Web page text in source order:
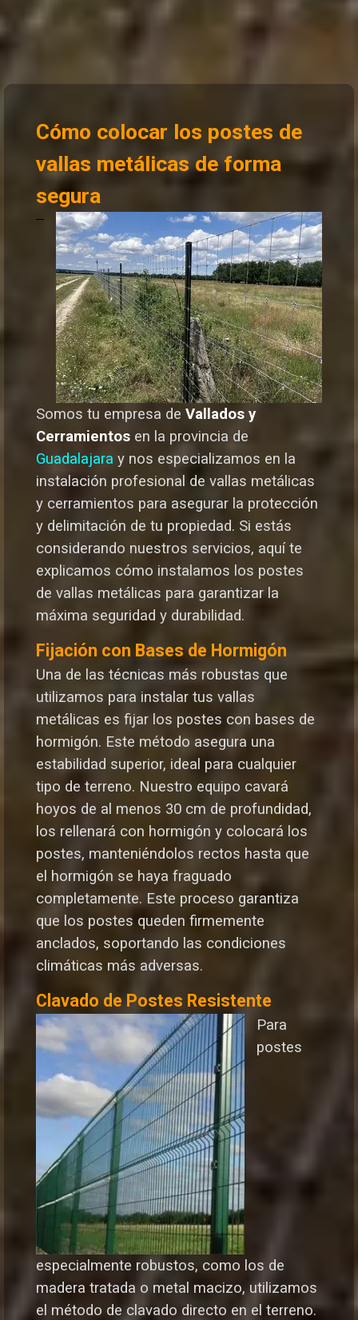
Cómo colocar los postes de
vallas metálicas de forma
segura
Somos tu empresa de Vallados y
Cerramientos en la provincia de
Guadalajara y nos especializamos en la
instalación profesional de vallas metálicas
y cerramientos para asegurar la protección
y delimitación de tu propiedad. Si estás
considerando nuestros servicios, aquí te
explicamos cómo instalamos los postes
de vallas metálicas para garantizar la
máxima seguridad y durabilidad.
Fijación con Bases de Hormigón
Una de las técnicas más robustas que
utilizamos para instalar tus vallas
metálicas es fijar los postes con bases de
hormigón. Este método asegura una
estabilidad superior, ideal para cualquier
tipo de terreno. Nuestro equipo cavará
hoyos de al menos 30 cm de profundidad,
los rellenará con hormigón y colocará los
postes, manteniéndolos rectos hasta que
el hormigón se haya fraguado
completamente. Este proceso garantiza
que los postes queden firmemente
anclados, soportando las condiciones
climáticas más adversas.
Clavado de Postes Resistente
Para
postes
especialmente robustos, como los de
madera tratada o metal macizo, utilizamos
el método de clavado directo en el terreno.